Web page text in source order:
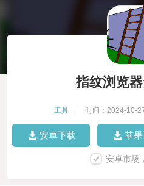
指纹浏览
工具 时间：2024-10-
安卓下载 苹
安卓市场